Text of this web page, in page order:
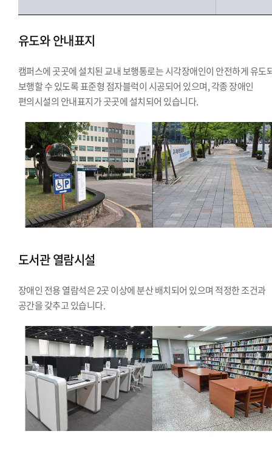
유도와 안내표지
캠퍼스에 곳곳에 설치된 교내 보행통로는 시각장애인이 안전하게 유도
보행할 수 있도록 표준형 점자블럭이 시공되어 있으며, 각종 장애인
편의시설의 안내표지가 곳곳에 설치되어 있습니다.
도서관 열람시설
장애인 전용 열람석은 2곳 이상에 분산 배치되어 있으며 적정한 조건과
공간을 갖추고 있습니다.